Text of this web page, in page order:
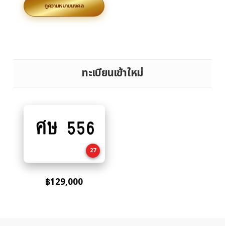
ดูความหมายมงคล
ทะเบียนเข้าใหม่
to
ศษ 556
27
฿129,000